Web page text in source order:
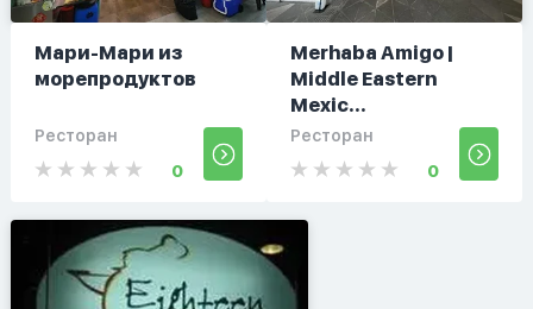
Мари-Мари из
морепродуктов
Ресторан
0
Merhaba Amigo |
Middle Eastern
Mexic...
Ресторан
0